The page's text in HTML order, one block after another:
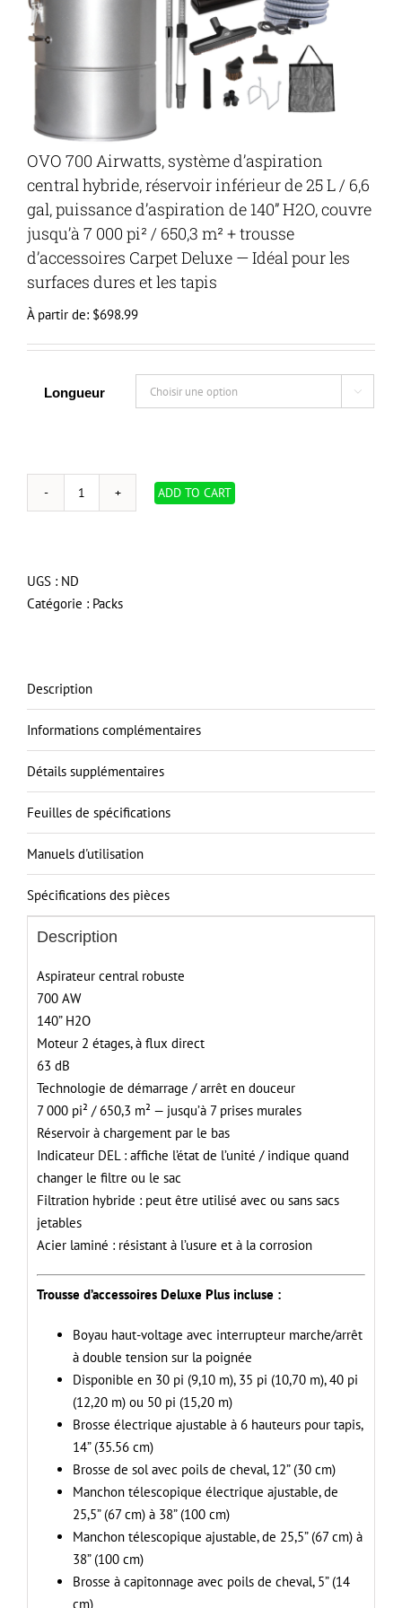
OVO 700 Airwatts, système d’aspiration
central hybride, réservoir inférieur de 25 L / 6,6
gal, puissance d’aspiration de 140” H2O, couvre
jusqu’à 7 000 pi² / 650,3 m² + trousse
d’accessoires Carpet Deluxe — Idéal pour les
surfaces dures et les tapis
À partir de: $698.99
Longueur 
quantité
inférieur
de
25
L
/
6,6
gal,
d’aspiration
de
140”
H2O,
couvre
jusqu’à
7
pi²
/
650,3
m²
+
trousse
d’accessoires
Carpet
—
pour
les
surfaces
dures
et
les
tapis
ADD TO CART
UGS : ND
Catégorie : Packs
Description
Informations complémentaires
Détails supplémentaires
Feuilles de spécifications
Manuels d'utilisation
Spécifications des pièces
Description
Aspirateur central robuste
700 AW
140” H2O
Moteur 2 étages, à flux direct
63 dB
Technologie de démarrage / arrêt en douceur
7 000 pi² / 650,3 m² — jusqu’à 7 prises murales
Réservoir à chargement par le bas
Indicateur DEL : affiche l’état de l’unité / indique quand
changer le filtre ou le sac
Filtration hybride : peut être utilisé avec ou sans sacs
jetables
Acier laminé : résistant à l’usure et à la corrosion
Trousse d’accessoires Deluxe Plus incluse :
Boyau haut-voltage avec interrupteur marche/arrêt
à double tension sur la poignée
Disponible en 30 pi (9,10 m), 35 pi (10,70 m), 40 pi
(12,20 m) ou 50 pi (15,20 m)
Brosse électrique ajustable à 6 hauteurs pour tapis,
14” (35.56 cm)
Brosse de sol avec poils de cheval, 12” (30 cm)
Manchon télescopique électrique ajustable, de
25,5” (67 cm) à 38” (100 cm)
Manchon télescopique ajustable, de 25,5” (67 cm) à
38” (100 cm)
Brosse à capitonnage avec poils de cheval, 5” (14
cm)